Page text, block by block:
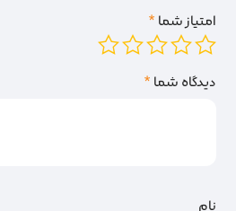
امتیاز شما*
دیدگاه شما*
نام